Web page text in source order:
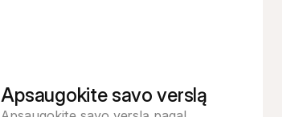
Apsaugokite savo verslą